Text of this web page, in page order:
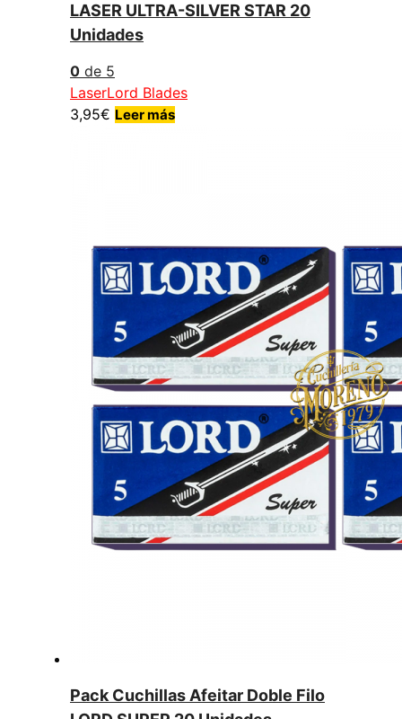
LASER ULTRA-SILVER STAR 20
Unidades
0 de 5
LaserLord Blades
3,95€ Leer más
Pack Cuchillas Afeitar Doble Filo